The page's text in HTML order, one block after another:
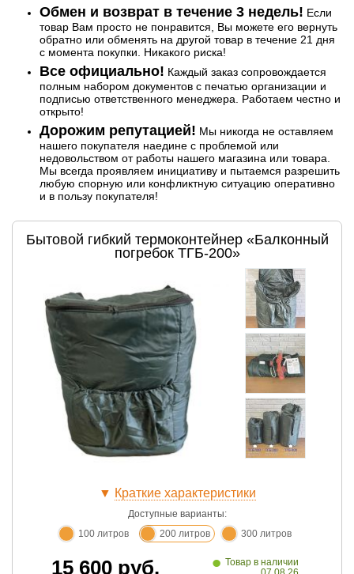
Обмен и возврат в течение 3 недель! Если
товар Вам просто не понравится, Вы можете его вернуть
обратно или обменять на другой товар в течение 21 дня
с момента покупки. Никакого риска!
Все официально! Каждый заказ сопровождается
полным набором документов с печатью организации и
подписью ответственного менеджера. Работаем честно и
открыто!
Дорожим репутацией! Мы никогда не оставляем
нашего покупателя наедине с проблемой или
недовольством от работы нашего магазина или товара.
Мы всегда проявляем инициативу и пытаемся разрешить
любую спорную или конфликтную ситуацию оперативно
и в пользу покупателя!
Бытовой гибкий термоконтейнер «Балконный
погребок ТГБ-200»
▼ Краткие характеристики
Доступные варианты:
100 литров
200 литров 300 литров
15 600руб. • Товар в наличии